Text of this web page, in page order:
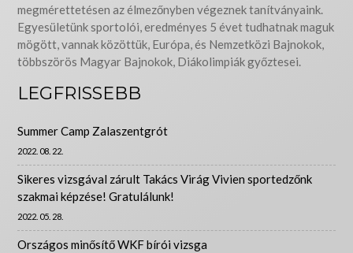
megmérettetésen az élmezőnyben végeznek tanítványaink.
Egyesületünk sportolói, eredményes 5 évet tudhatnak maguk
mögött, vannak közöttük, Európa, és Nemzetközi Bajnokok,
többszörös Magyar Bajnokok, Diákolimpiák győztesei.
LEGFRISSEBB
Summer Camp Zalaszentgrót
2022. 08. 22.
Sikeres vizsgával zárult Takács Virág Vivien sportedzőnk
szakmai képzése! Gratulálunk!
2022. 05. 28.
Országos minősítő WKF bírói vizsga